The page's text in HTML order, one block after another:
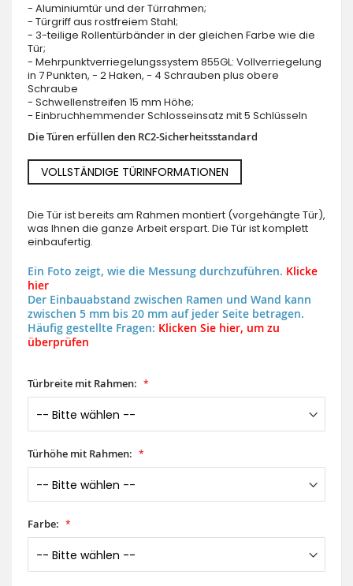
- Aluminiumtür und der Türrahmen;
- Türgriff aus rostfreiem Stahl;
- 3-teilige Rollentürbänder in der gleichen Farbe wie die
Tür;
- Mehrpunktverriegelungssystem 855GL: Vollverriegelung
in 7 Punkten, - 2 Haken, - 4 Schrauben plus obere
Schraube
- Schwellenstreifen 15 mm Höhe;
- Einbruchhemmender Schlosseinsatz mit 5 Schlüsseln
Die Türen erfüllen den RC2-Sicherheitsstandard
VOLLSTÄNDIGE TÜRINFORMATIONEN
Die Tür ist bereits am Rahmen montiert (vorgehängte Tür),
was Ihnen die ganze Arbeit erspart. Die Tür ist komplett
einbaufertig.
Ein Foto zeigt, wie die Messung durchzuführen. Klicke
hier
Der Einbauabstand zwischen Ramen und Wand kann
zwischen 5 mm bis 20 mm auf jeder Seite betragen.
Häufig gestellte Fragen: Klicken Sie hier, um zu
überprüfen
Türbreite mit Rahmen:
Türhöhe mit Rahmen:
Farbe: